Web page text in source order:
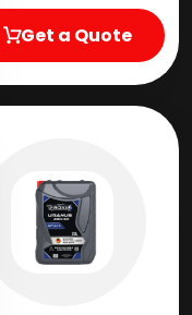
Get a Quote